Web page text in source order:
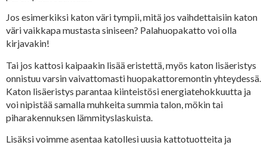
Jos esimerkiksi katon väri tympii, mitä jos vaihdettaisiin katon
väri vaikkapa mustasta siniseen? Palahuopakatto voi olla
kirjavakin!
Tai jos kattosi kaipaakin lisää eristettä, myös katon lisäeristys
onnistuu varsin vaivattomasti huopakattoremontin yhteydessä.
Katon lisäeristys parantaa kiinteistösi energiatehokkuutta ja
voi nipistää samalla muhkeita summia talon, mökin tai
piharakennuksen lämmityslaskuista.
Lisäksi voimme asentaa katollesi uusia kattotuotteita ja